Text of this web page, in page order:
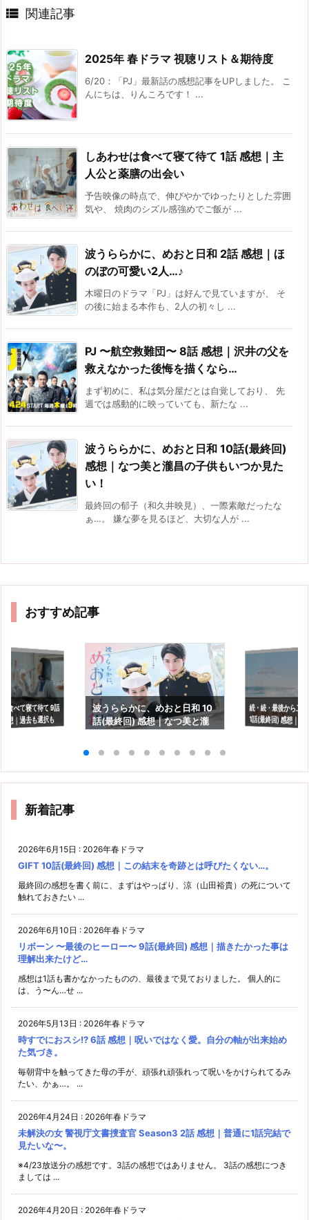
 関連記事
2025年 春ドラマ 視聴リスト＆期待度
6/20：「PJ」最新話の感想記事をUPしました。 こ
んにちは、りんころです！ ...
しあわせは食べて寝て待て 1話 感想｜主
人公と薬膳の出会い
予告映像の時点で、伸びやかでゆったりとした雰囲
気や、 焼肉のシズル感強めでご飯が ...
波うららかに、めおと日和 2話 感想｜ほ
のぼの可愛い2人…♪
木曜日のドラマ「PJ」は好んで見ていますが、 そ
の後に始まる本作も、2人の初々し ...
PJ 〜航空救難団〜 8話 感想｜沢井の父を
救えなかった後悔を描くなら…
まず初めに、私は気分屋だとは自覚しており、 先
週では感動的に映っていても、新たな ...
波うららかに、めおと日和 10話(最終回)
感想｜なつ美と瀧昌の子供もいつか見た
い！
最終回の郁子（和久井映見）、一際素敵だったな
ぁ…。 嫌な夢を見るほど、大切な人が ...
おすすめ記事
食べて寝て待て 9話
想｜過去も選択も
自分らしく生き
波うららかに、めおと日和 10
話(最終回) 感想｜なつ美と瀧
続・続・最後から二
1話(最終回) 感想｜
らない道はたくさん
新着記事
2026年6月15日 : 2026年春ドラマ
GIFT 10話(最終回) 感想｜この結末を奇跡とは呼びたくない…。
最終回の感想を書く前に、まずはやっぱり、涼（山田裕貴）の死について
触れておきたい ...
2026年6月10日 : 2026年春ドラマ
リボーン 〜最後のヒーロー〜 9話(最終回) 感想｜描きたかった事は
理解出来たけど…
感想は1話も書かなかったものの、最後まで見ておりました。 個人的に
は、う〜ん…せ ...
2026年5月13日 : 2026年春ドラマ
時すでにおスシ!? 6話 感想｜呪いではなく愛。自分の軸が出来始め
た気づき。
毎朝背中を触ってきた母の手が、頑張れ頑張れって呪いをかけられてるみ
たい、かぁ…。 ...
2026年4月24日 : 2026年春ドラマ
未解決の女 警視庁文書捜査官 Season3 2話 感想｜普通に1話完結で
見たいな〜。
※4/23放送分の感想です。3話の感想ではありません。 3話の感想につき
ましては ...
2026年4月20日 : 2026年春ドラマ